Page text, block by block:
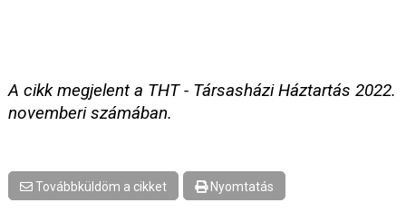
A cikk megjelent a THT - Társasházi Háztartás 2022.
novemberi számában.
Továbbküldöm a cikket Nyomtatás